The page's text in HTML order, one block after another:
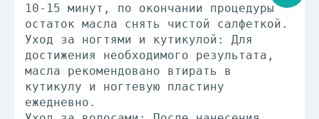
10-15 минут, по окончании процедуры
остаток масла снять чистой салфеткой.
Уход за ногтями и кутикулой: Для
достижения необходимого результата,
масла рекомендовано втирать в
кутикулу и ногтевую пластину
ежедневно.